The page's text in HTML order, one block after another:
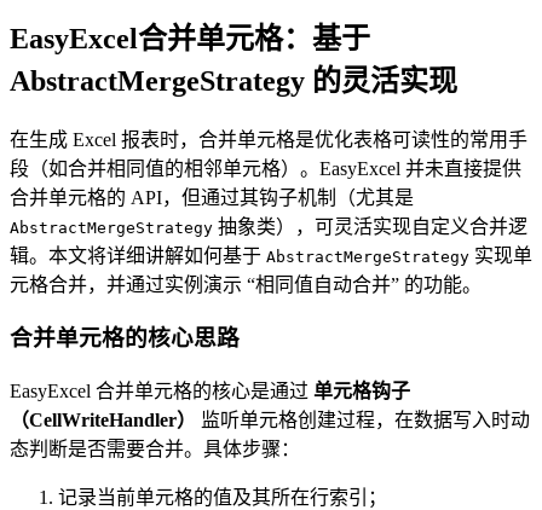
EasyExcel合并单元格：基于
AbstractMergeStrategy 的灵活实现
在生成 Excel 报表时，合并单元格是优化表格可读性的常用手
段（如合并相同值的相邻单元格）。EasyExcel 并未直接提供
合并单元格的 API，但通过其钩子机制（尤其是
AbstractMergeStrategy 抽象类），可灵活实现自定义合并逻
辑。本文将详细讲解如何基于 AbstractMergeStrategy 实现单
元格合并，并通过实例演示 “相同值自动合并” 的功能。
合并单元格的核心思路
EasyExcel 合并单元格的核心是通过 单元格钩子
（CellWriteHandler）
监听单元格创建过程，在数据写入时动
态判断是否需要合并。具体步骤：
记录当前单元格的值及其所在行索引；